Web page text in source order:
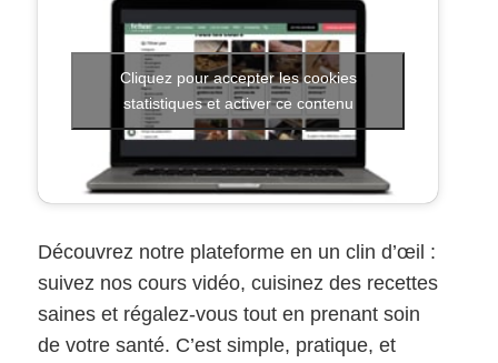
Cliquez pour accepter les cookies
statistiques et activer ce contenu
Découvrez notre plateforme en un clin d’œil :
suivez nos cours vidéo, cuisinez des recettes
saines et régalez-vous tout en prenant soin
de votre santé. C’est simple, pratique, et